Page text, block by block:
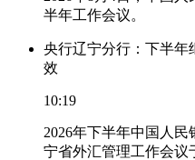
半年工作会议。
央行辽宁分行：下半年
效
10:19
2026年下半年中国人
宁省外汇管理工作会议